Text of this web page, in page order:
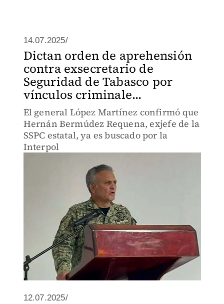
14.07.2025/
Dictan orden de aprehensión
contra exsecretario de
Seguridad de Tabasco por
vínculos criminale...
El general López Martínez confirmó que
Hernán Bermúdez Requena, exjefe de la
SSPC estatal, ya es buscado por la
Interpol
12.07.2025/